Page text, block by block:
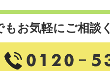
もお気軽にご相談